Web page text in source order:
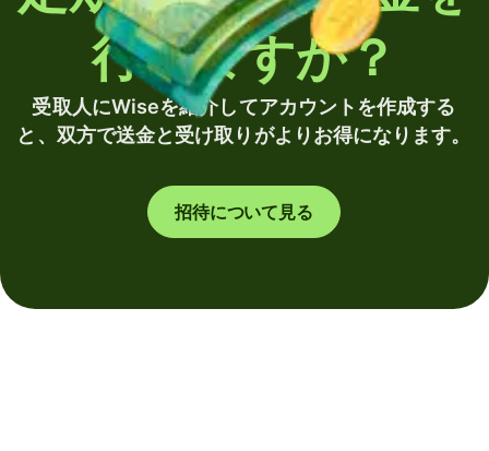
行いますか？
受取人にWiseを紹介してアカウントを作成する
と、双方で送金と受け取りがよりお得になります。
招待について見る